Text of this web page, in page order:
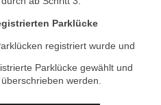
Parklücke
registriert wurde und
Parklücke gewählt und
werden.